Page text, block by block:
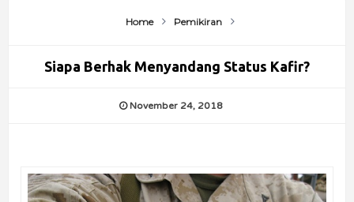
Home Pemikiran
Siapa Berhak Menyandang Status Kafir?
November 24, 2018